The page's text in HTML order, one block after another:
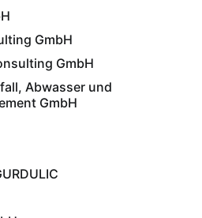
GmbH
GmbH
Abwasser und
GmbH